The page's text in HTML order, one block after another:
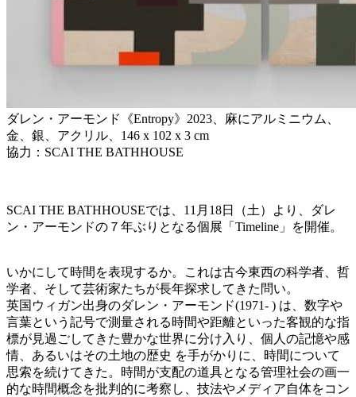
ダレン・アーモンド《Entropy》2023、麻にアルミニウム、
金、銀、アクリル、146 x 102 x 3 cm
協力：SCAI THE BATHHOUSE
SCAI THE BATHHOUSEでは、11月18日（土）より、ダレ
ン・アーモンドの７年ぶりとなる個展「Timeline」を開催。
いかにして時間を表現するか。これは古今東西の科学者、哲
学者、そして芸術家たちが長年探求してきた問い。
英国ウィガン出身のダレン・アーモンド(1971- ) は、数字や
言葉という記号で測量される時間や距離といった客観的な指
標が見過ごしてきた豊かな世界に分け入り、個人の記憶や感
情、あるいはその土地の歴史 を手がかりに、時間について
思索を続けてきた。時間が支配の道具となる管理社会の画一
的な時間概念を批判的に考察し、技法やメディア自体をコン